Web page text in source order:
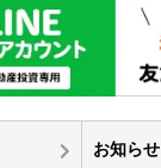
お知らせ